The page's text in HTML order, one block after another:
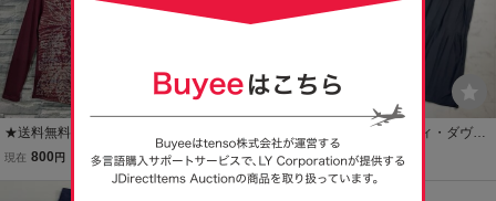
015112022】
★送料無料★Dw2R デ
ィ・ダヴル・トゥアー
ル 長袖 Ｔシャツ ト
ップス レディース サ
現在 800 円
ル Dw2R ワンピース ミモ
レ丈 ロング 総柄 切りっぱ
即決 2,000円
美品 Dw2R ディ・ダヴ
ル・トゥアール Sensouni
co センソユニコ コットン
現在 7,300 円